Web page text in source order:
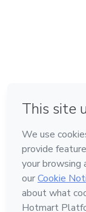
Feito com ❤ na
Conheça a
Idioma